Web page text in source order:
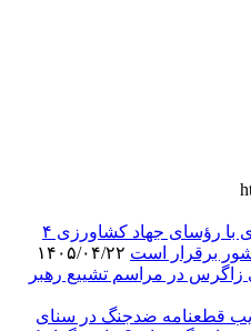
گفتگوی تلفنی وزیر جهاد کشاورزی با رؤسای جهاد کشاورزی ۴
برقرار است
در مراسم تشییع رهبر
قطعنامه ضدجنگ در سنای